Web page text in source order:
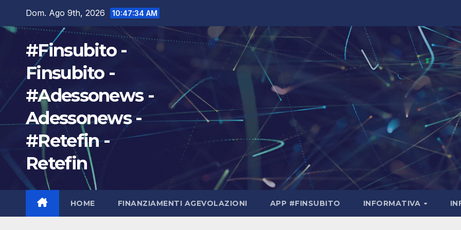
Dom. Ago 9th, 2026 10:47:35 AM
#Finsubito -
Finsubito -
#Adessonews -
Adessonews -
#Retefin -
Retefin
HOME FINANZIAMENTI AGEVOLAZIONI APP #FINSUBITO INFORMATIVA